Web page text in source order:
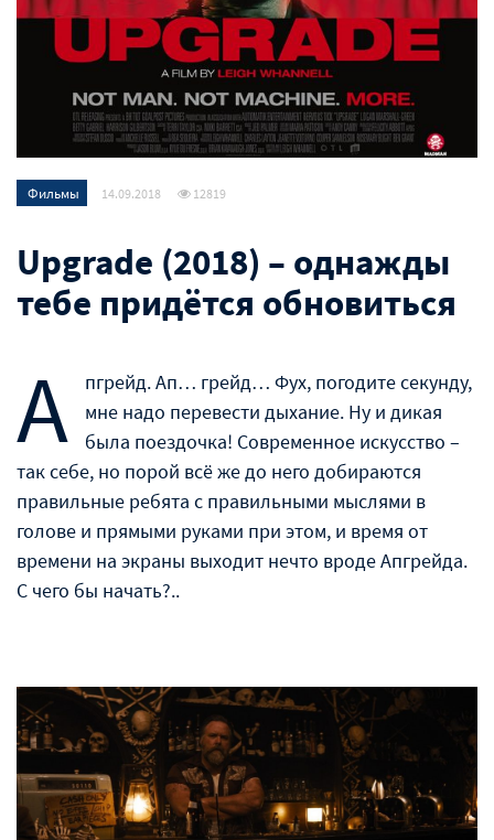
Фильмы 14.09.2018 12819
Upgrade (2018) – однажды
тебе придётся обновиться
А
пгрейд. Ап… грейд… Фух, погодите секунду,
мне надо перевести дыхание. Ну и дикая
была поездочка! Современное искусство –
так себе, но порой всё же до него добираются
правильные ребята с правильными мыслями в
голове и прямыми руками при этом, и время от
времени на экраны выходит нечто вроде Апгрейда.
С чего бы начать?..